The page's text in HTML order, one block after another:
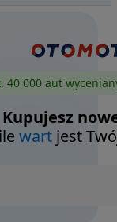
40 000 aut
Kupujesz
wart jest